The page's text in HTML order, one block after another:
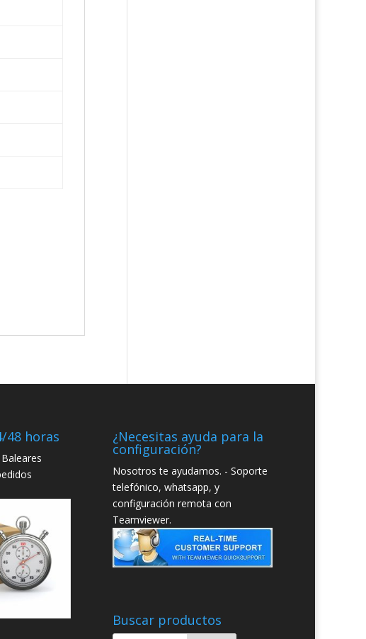
48 horas ¿Necesitas ayuda para la
configuración?
Nosotros te ayudamos. - Soporte
telefónico, whatsapp, y
configuración remota con
Teamviewer.
Buscar productos